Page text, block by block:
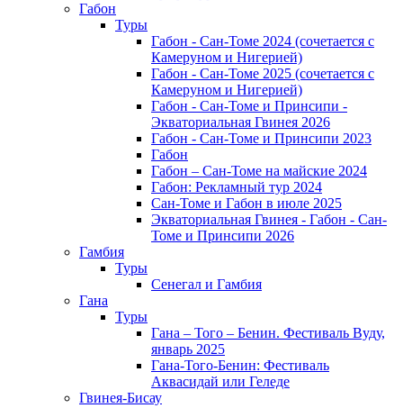
Габон
Туры
Габон - Сан-Томе 2024 (сочетается с
Камеруном и Нигерией)
Габон - Сан-Томе 2025 (сочетается с
Камеруном и Нигерией)
Габон - Сан-Томе и Принсипи -
Экваториальная Гвинея 2026
Габон - Сан-Томе и Принсипи 2023
Габон
Габон – Сан-Томе на майские 2024
Габон: Рекламный тур 2024
Сан-Томе и Габон в июле 2025
Экваториальная Гвинея - Габон - Сан-
Томе и Принсипи 2026
Гамбия
Туры
Сенегал и Гамбия
Гана
Туры
Гана – Того – Бенин. Фестиваль Вуду,
январь 2025
Гана-Того-Бенин: Фестиваль
Аквасидай или Геледе
Гвинея-Бисау